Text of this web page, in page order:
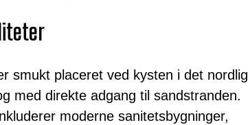
smukt placeret ved kysten i det
med direkte adgang til sandstranden.
moderne sanitetsbygninger,